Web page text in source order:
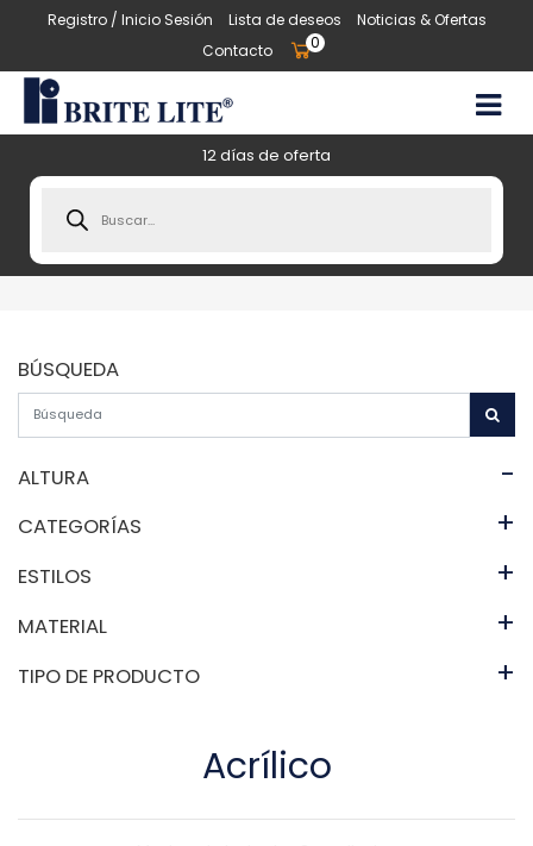
Registro / Inicio Sesión Lista de deseos
Noticias & Ofertas
Contacto
0
12 días de oferta
search
BÚSQUEDA
ALTURA -
CATEGORÍAS +
ESTILOS +
MATERIAL +
TIPO DE PRODUCTO +
Acrílico